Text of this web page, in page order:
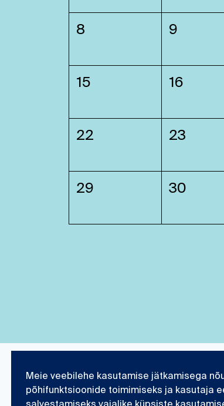
8 9
15 16
22 23
29 30
Eesti Meremuuseum
Meie veebilehe kasutamise jätkamisega
põhifunktsioonide toimimiseks ja kasutaja